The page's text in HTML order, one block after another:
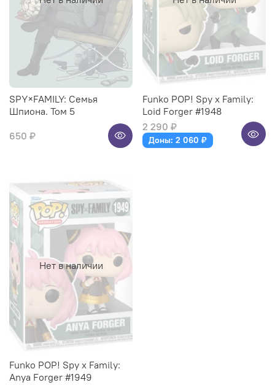
SPY×FAMILY: Семья
Шпиона. Том 5
650 ₽
Funko POP! Spy x Family:
Loid Forger #1948
2 290 ₽
Доны: 2 060 ₽
Нет в наличии
Funko POP! Spy x Family:
Anya Forger #1949